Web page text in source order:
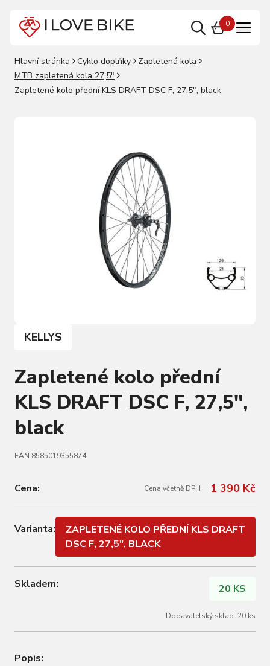
0
Hlavní stránka Cyklo doplňky
Zapletená kola
MTB zapletená kola 27,5"
Zapletené kolo přední KLS DRAFT DSC F, 27,5", black
KELLYS
Zapletené kolo přední
KLS DRAFT DSC F, 27,5",
black
EAN 8585019355874
Cena: Cena včetně DPH 1 390 Kč
Varianta:
ZAPLETENÉ KOLO PŘEDNÍ KLS DRAFT
DSC F, 27,5", BLACK
Skladem: 20 KS
Dodavatelský sklad: 20 ks
Popis: